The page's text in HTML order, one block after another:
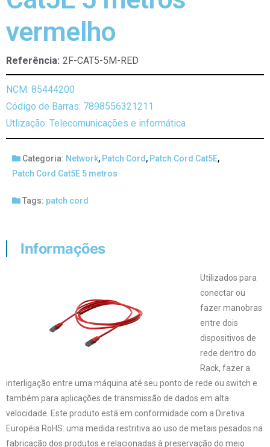
vermelho
Referência: 2F-CAT5-5M-RED
NCM: 85444200
Código de Barras: 7898556321211
Utlização: Telecomunicações e informática
Categoria: Network, Patch Cord , Patch Cord Cat5E,
Patch Cord Cat5E 5 metros
Tags: patch cord
Informações
Utilizados para
conectar ou
fazer manobras
entre dois
dispositivos de
rede dentro do
Rack, fazer a
interligação entre uma máquina até seu ponto de rede ou switch e
também para aplicações de transmissão de dados em alta
velocidade. Este produto está em conformidade com a Diretiva
Européia RoHS: uma medida restritiva ao uso de metais pesados na
fabricação dos produtos e relacionadas à preservação do meio